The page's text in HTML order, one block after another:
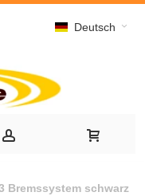
Deutsch
Bremssystem schwarz